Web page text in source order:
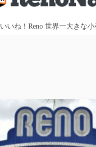
いいね！Reno 世界一大きな小